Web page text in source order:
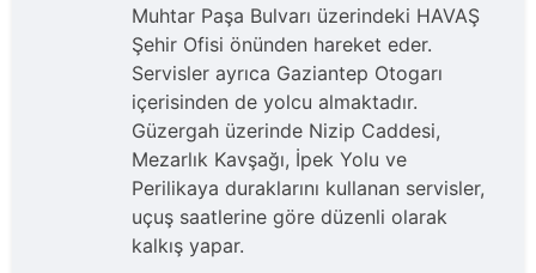
Muhtar Paşa Bulvarı üzerindeki HAVAŞ
Şehir Ofisi önünden hareket eder.
Servisler ayrıca Gaziantep Otogarı
içerisinden de yolcu almaktadır.
Güzergah üzerinde Nizip Caddesi,
Mezarlık Kavşağı, İpek Yolu ve
Perilikaya duraklarını kullanan servisler,
uçuş saatlerine göre düzenli olarak
kalkış yapar.